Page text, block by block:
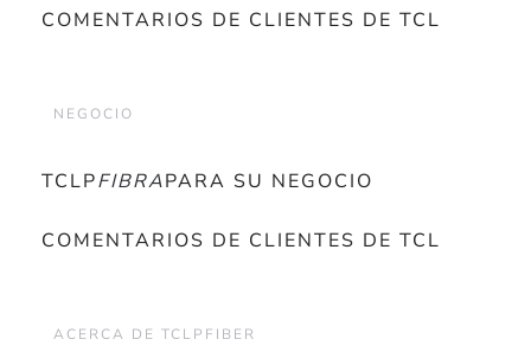
COMENTARIOS DE CLIENTES DE TCL
NEGOCIO
TCLPFIBRAPARA SU NEGOCIO
COMENTARIOS DE CLIENTES DE TCL
ACERCA DE TCLPFIBER